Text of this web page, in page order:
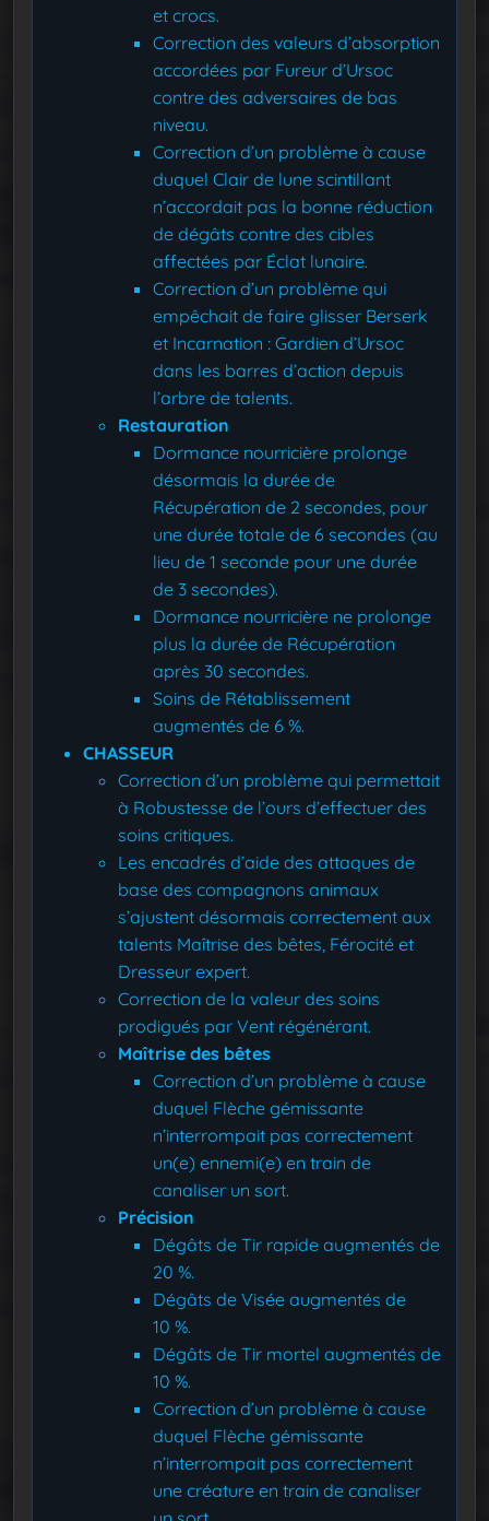
et crocs.
Correction des valeurs d’absorption
accordées par Fureur d’Ursoc
contre des adversaires de bas
niveau.
Correction d’un problème à cause
duquel Clair de lune scintillant
n’accordait pas la bonne réduction
de dégâts contre des cibles
affectées par Éclat lunaire.
Correction d’un problème qui
empêchait de faire glisser Berserk
et Incarnation : Gardien d’Ursoc
dans les barres d’action depuis
l’arbre de talents.
Restauration
Dormance nourricière prolonge
désormais la durée de
Récupération de 2 secondes, pour
une durée totale de 6 secondes (au
lieu de 1 seconde pour une durée
de 3 secondes).
Dormance nourricière ne prolonge
plus la durée de Récupération
après 30 secondes.
Soins de Rétablissement
augmentés de 6 %.
CHASSEUR
Correction d’un problème qui permettait
à Robustesse de l’ours d’effectuer des
soins critiques.
Les encadrés d’aide des attaques de
base des compagnons animaux
s’ajustent désormais correctement aux
talents Maîtrise des bêtes, Férocité et
Dresseur expert.
Correction de la valeur des soins
prodigués par Vent régénérant.
Maîtrise des bêtes
Correction d’un problème à cause
duquel Flèche gémissante
n’interrompait pas correctement
un(e) ennemi(e) en train de
canaliser un sort.
Précision
Dégâts de Tir rapide augmentés de
20 %.
Dégâts de Visée augmentés de
10 %.
Dégâts de Tir mortel augmentés de
10 %.
Correction d’un problème à cause
duquel Flèche gémissante
n’interrompait pas correctement
une créature en train de canaliser